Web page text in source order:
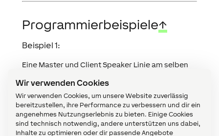
Wir verwenden Cookies
Wir verwenden Cookies, um unsere Website zuverlässig
bereitzustellen, ihre Performance zu verbessern und dir ein
angenehmes Nutzungserlebnis zu bieten. Einige Cookies
sind technisch notwendig, andere unterstützen uns dabei,
Inhalte zu optimieren oder dir passende Angebote
Programmierbeispiele↑
Beispiel 1:
Eine Master und Client Speaker Linie am selben
Ein Raum mit begrenzter Fläche
Installation:
Es werden 3 Client Speaker an einen Master